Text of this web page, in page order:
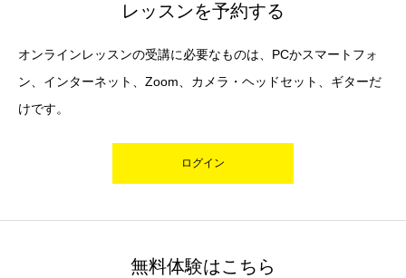
レッスンを予約する
オンラインレッスンの受講に必要なものは、PCかスマートフォ
ン、インターネット、Zoom、カメラ・ヘッドセット、ギターだ
けです。
ログイン
無料体験はこちら